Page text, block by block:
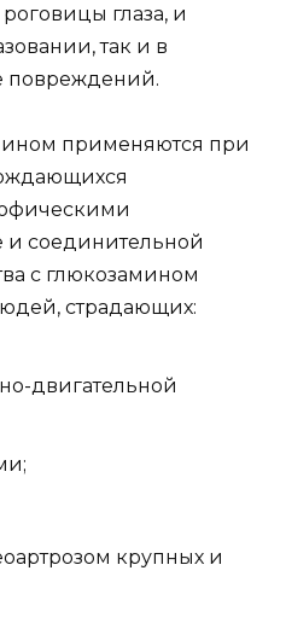
глаза, и
так и в
повреждений.
применяются при
соединительной
с глюкозамином
страдающих:
двигательной
крупных и